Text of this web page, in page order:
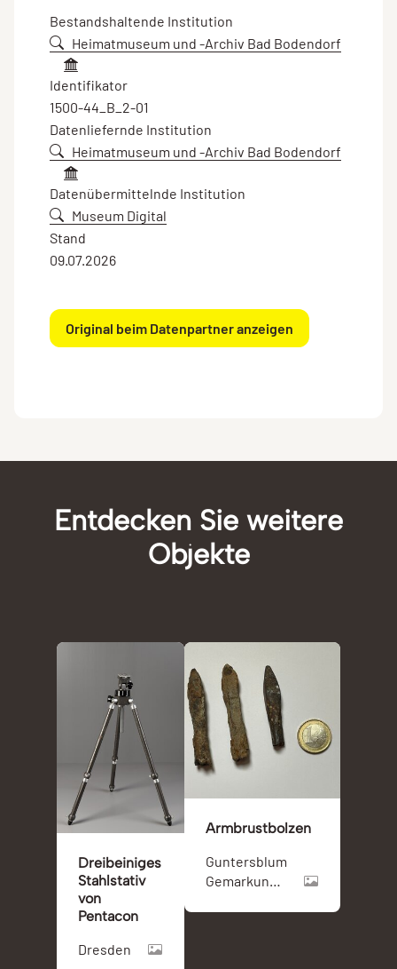
Bestandshaltende Institution
Heimatmuseum und -Archiv Bad Bodendorf
Identifikator
1500-44_B_2-01
Datenliefernde Institution
Heimatmuseum und -Archiv Bad Bodendorf
Datenübermittelnde Institution
Museum Digital
Stand
09.07.2026
Original beim Datenpartner anzeigen
Entdecken Sie weitere
Objekte
Dreibeiniges
Stahlstativ
von
Pentacon
Dresden
Armbrustbolzen
Guntersblum
Gemarkung